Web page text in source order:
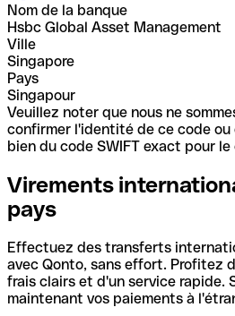
Nom de la banque
Hsbc Global Asset Management
Ville
Singapore
Pays
Singapour
Veuillez noter que nous ne
confirmer l'identité de ce code
bien du code SWIFT exact pour
Virements
pays
Effectuez des transferts
avec Qonto, sans effort. Profitez
frais clairs et d'un service rapide.
maintenant vos paiements à